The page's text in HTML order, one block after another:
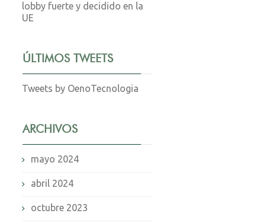
lobby fuerte y decidido en la
UE
ÚLTIMOS TWEETS
Tweets by OenoTecnologia
ARCHIVOS
mayo 2024
abril 2024
octubre 2023